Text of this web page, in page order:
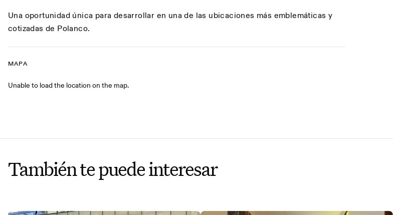
Una oportunidad única para desarrollar en una de las ubicaciones más emblemáticas y
cotizadas de Polanco.
Mapa
MAPA
Unable to load the location on the map.
También te puede interesar